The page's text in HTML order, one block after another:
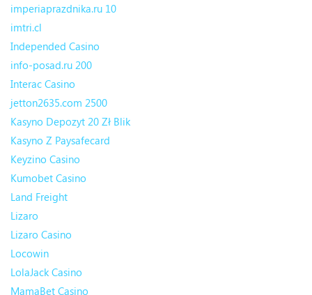
imperiaprazdnika.ru 10
imtri.cl
Independed Casino
info-posad.ru 200
Interac Casino
jetton2635.com 2500
Kasyno Depozyt 20 Zł Blik
Kasyno Z Paysafecard
Keyzino Casino
Kumobet Casino
Land Freight
Lizaro
Lizaro Casino
Locowin
LolaJack Casino
MamaBet Casino